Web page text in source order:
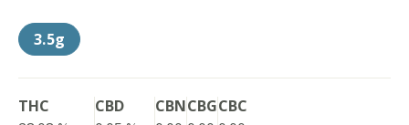
3.5g
THC
CBD
CBNCBGCBC